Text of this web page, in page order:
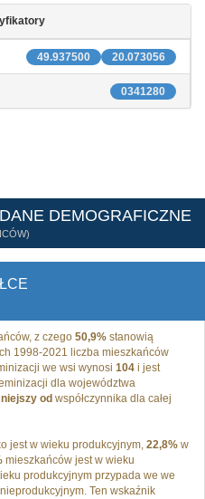
20.073056
49.937500
0341280
DEMOGRAFICZNE
z czego 50,9% stanowią
1998-2021 liczba mieszkańców
we wsi wynosi 104 i jest
dla województwa
od współczynnika dla całej
jest w wieku produkcyjnym, 22,8% w
mieszkańców jest w wieku
produkcyjnym przypada we we
Ten wskaźnik